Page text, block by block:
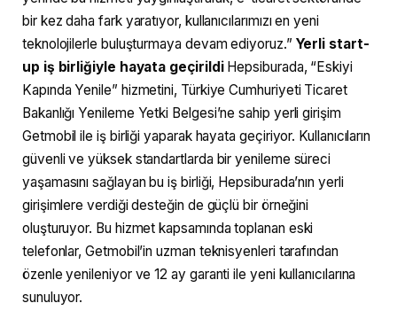
bir kez daha fark yaratıyor, kullanıcılarımızı en yeni
teknolojilerle buluşturmaya devam ediyoruz.” Yerli start-
up iş birliğiyle hayata geçirildiHepsiburada, “Eskiyi
Kapında Yenile” hizmetini, Türkiye Cumhuriyeti Ticaret
Bakanlığı Yenileme Yetki Belgesi’ne sahip yerli girişim
Getmobil ile iş birliği yaparak hayata geçiriyor. Kullanıcıların
güvenli ve yüksek standartlarda bir yenileme süreci
yaşamasını sağlayan bu iş birliği, Hepsiburada’nın yerli
girişimlere verdiği desteğin de güçlü bir örneğini
oluşturuyor. Bu hizmet kapsamında toplanan eski
telefonlar, Getmobil’in uzman teknisyenleri tarafından
özenle yenileniyor ve 12 ay garanti ile yeni kullanıcılarına
sunuluyor.